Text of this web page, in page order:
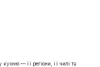
кухню — її регіони, її чилі та